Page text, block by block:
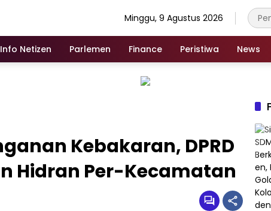
Minggu, 9 Agustus 2026
Info Netizen Parlemen Finance Peristiwa News
Kebakaran, DPRD
Hidran Per-Kecamatan